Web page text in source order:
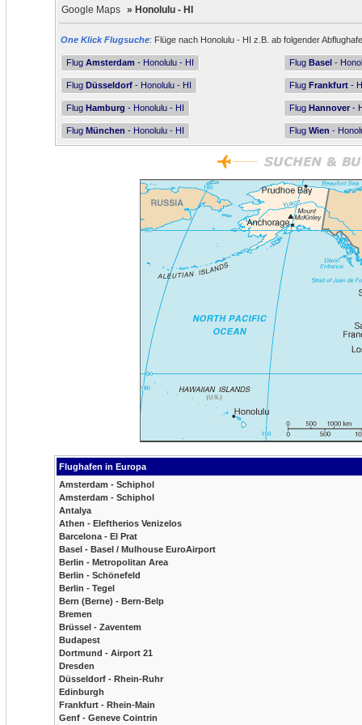
Google Maps » Honolulu - HI
One Klick Flugsuche: Flüge nach Honolulu - HI z.B. ab folgender
Flug Amsterdam - Honolulu - HI Flug Basel -
Flug Düsseldorf - Honolulu - HI Flug Frankfurt -
Flug Hamburg - Honolulu - HI Flug Hannover -
Flug München - Honolulu - HI Flug Wien -
Flughafen in Europa
Amsterdam - Schiphol
Amsterdam - Schiphol
Antalya
Athen - Eleftherios Venizelos
Barcelona - El Prat
Basel - Basel / Mulhouse EuroAirport
Berlin - Metropolitan Area
Berlin - Schönefeld
Berlin - Tegel
Bern (Berne) - Bern-Belp
Bremen
Brüssel - Zaventem
Budapest
Dortmund - Airport 21
Dresden
Düsseldorf - Rhein-Ruhr
Edinburgh
Frankfurt - Rhein-Main
Genf - Geneve Cointrin